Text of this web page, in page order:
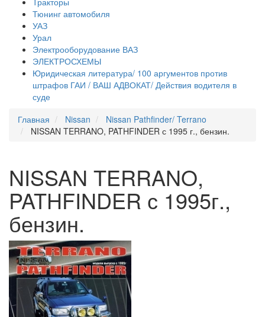
Тюнинг автомобиля
УАЗ
Урал
Электрооборудование ВАЗ
ЭЛЕКТРОСХЕМЫ
Юридическая литература/ 100 аргументов против
штрафов ГАИ / ВАШ АДВОКАТ/ Действия водителя в
суде
Главная
Nissan
Nissan Pathfinder/ Terrano
NISSAN TERRANO, PATHFINDER с 1995 г., бензин.
NISSAN TERRANO,
PATHFINDER с 1995г.,
бензин.